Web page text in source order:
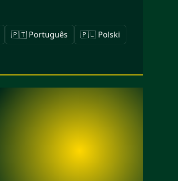
🇵🇹 Português
🇵🇱 Polski